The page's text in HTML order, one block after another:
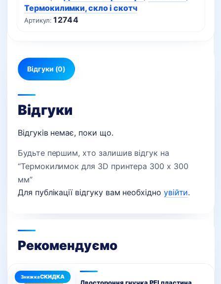
Артикул:12744
Термокилимки, скло і скотч
Відгуки (0)
Відгуки
Відгуків немає, поки що.
Будьте першим, хто залишив відгук на
“Термокилимок для 3D принтера 300 х 300
мм”
Для публікації відгуку вам необхідно увійти.
Рекомендуємо